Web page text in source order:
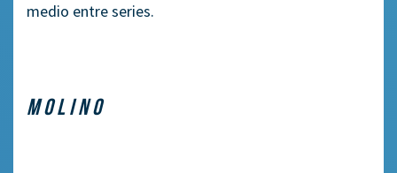
medio entre series.
MOLINO